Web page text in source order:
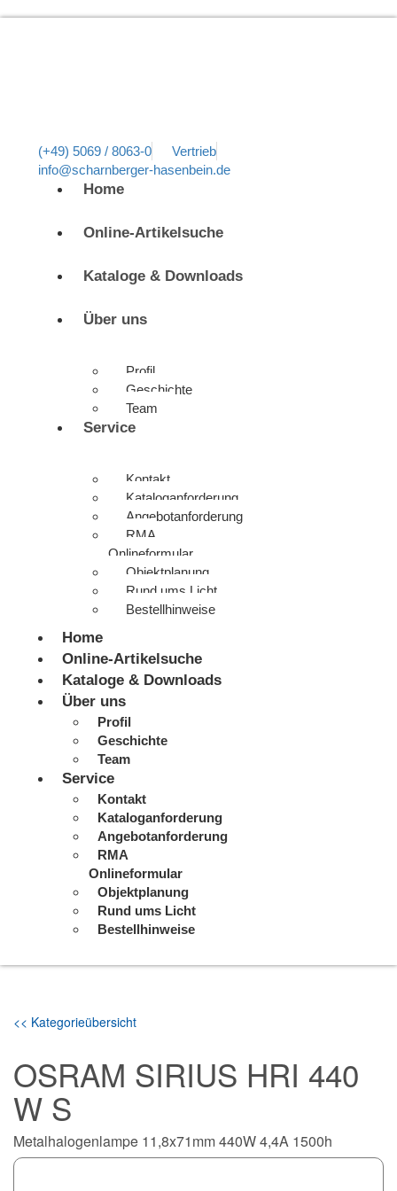
(+49) 5069 / 8063-0
Vertrieb
info@scharnberger-hasenbein.de
Home
Online-Artikelsuche
Kataloge & Downloads
Über uns
Profil
Geschichte
Team
Service
Kontakt
Kataloganforderung
Angebotanforderung
RMA
Onlineformular
Objektplanung
Rund ums Licht
Bestellhinweise
Home
Online-Artikelsuche
Kataloge & Downloads
Über uns
Profil
Geschichte
Team
Service
Kontakt
Kataloganforderung
Angebotanforderung
RMA
Onlineformular
Objektplanung
Rund ums Licht
Bestellhinweise
<< Kategorieübersicht
OSRAM SIRIUS HRI 440
W S
Metalhalogenlampe 11,8x71mm 440W 4,4A 1500h